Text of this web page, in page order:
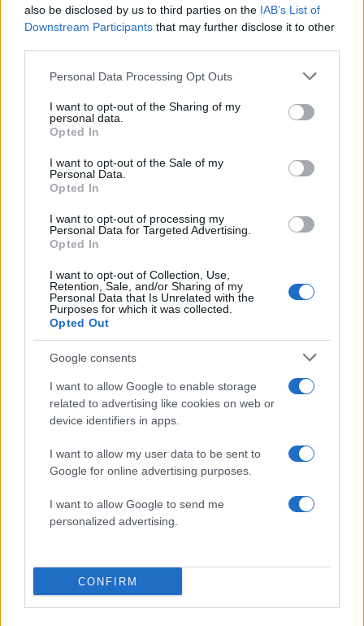
also be disclosed by us to third parties on the IAB’s List of
Downstream Participants that may further disclose it to other
Please note that this website/app uses one or more Google
not limited to your visit or usage behaviour. You may click to
grant or deny consent to Google and its third-party tags to
use your data for below specified purposes in below Google
consent section.
Personal Data Processing Opt Outs
I want to opt-out of the Sharing of my
personal data.
Opted In
I want to opt-out of the Sale of my
Personal Data.
Opted In
I want to opt-out of processing my
Personal Data for Targeted Advertising.
Opted In
I want to opt-out of Collection, Use,
Retention, Sale, and/or Sharing of my
Personal Data that Is Unrelated with the
Purposes for which it was collected.
Opted Out
Google consents
I want to allow Google to enable storage
related to advertising like cookies on web or
device identifiers in apps.
I want to allow my user data to be sent to
Google for online advertising purposes.
I want to allow Google to send me
personalized advertising.
CONFIRM
ανάρτηση – «Αγαπώ τις καμπύλες μου»
Μπράντλεϊ Κούπερ – Τζίτζι Χαντίντ: Η αλήθεια
πίσω από τις βέρες που άναψαν «φωτιές» για
κρυφό γάμο
05.08.2026